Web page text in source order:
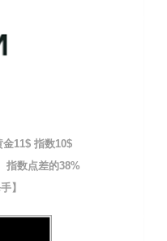
11$ 指数10$
指数点差的38%
】